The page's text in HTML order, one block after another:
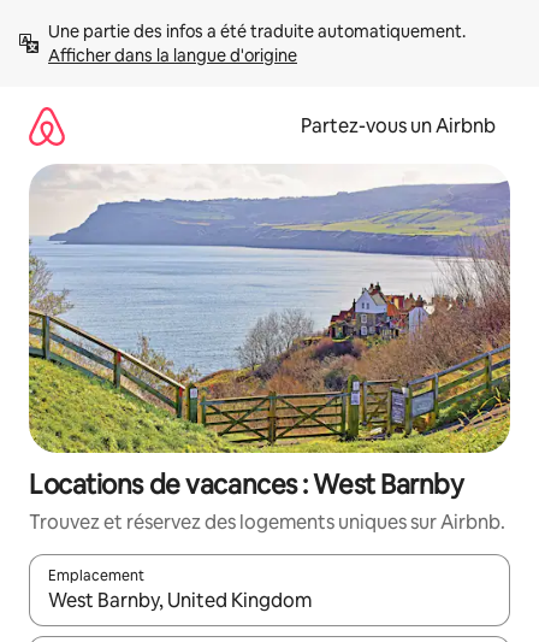
directement
Afficher dans la langue d'origine
Partez-vous un Airbnb
Locations de vacances : West Barnby
Trouvez et réservez des logements uniques sur Airbnb.
Emplacement
Quand les résultats sont affichés, parcourez-les en utilisant